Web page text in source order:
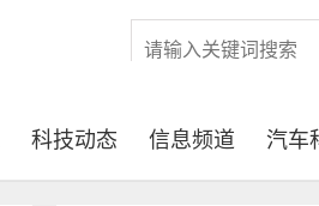
科技动态 信息频道 汽车